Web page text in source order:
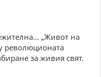
„Живот на
революционата
за живия свят.